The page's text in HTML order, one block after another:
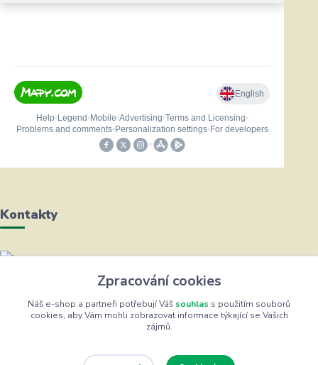
Kontakty
Helena Bayerová
+420 604 711 491
(Po-Čt, 8-16 hod.)
Zpracování cookies
Náš e-shop a partneři potřebují Váš souhlas s použitím souborů
cookies, aby Vám mohli zobrazovat informace týkající se Vašich
zájmů.